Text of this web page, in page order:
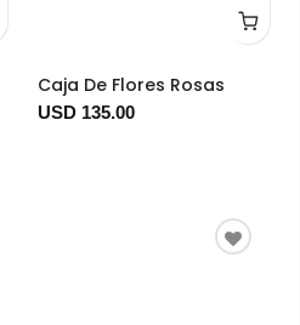
Caja De Flores Rosas
USD 135.00